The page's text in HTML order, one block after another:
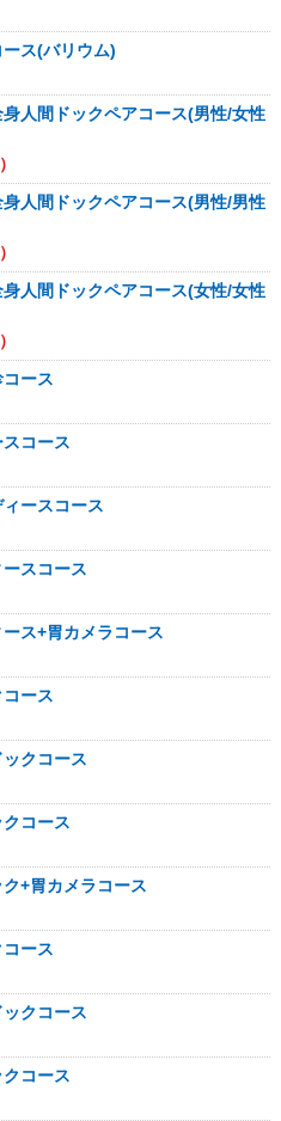
ス(バリウム)
人間ドックペアコース(男性/女性
人間ドックペアコース(男性/男性
人間ドックペアコース(女性/女性
ース
コース
ースコース
スコース
ス+胃カメラコース
ース
クコース
コース
+胃カメラコース
ース
クコース
コース